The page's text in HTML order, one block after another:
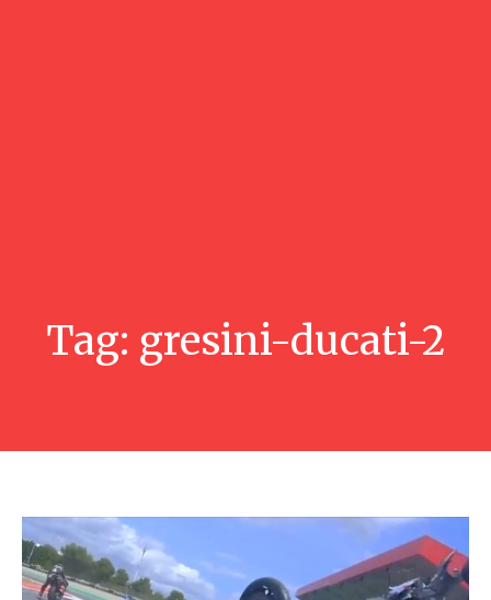
Tag: gresini-ducati-2